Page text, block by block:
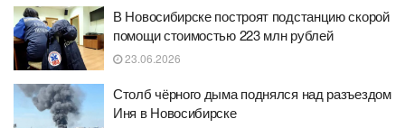
В Новосибирске построят подстанцию скорой
помощи стоимостью 223 млн рублей
23.06.2026
Столб чёрного дыма поднялся над разъездом
Иня в Новосибирске